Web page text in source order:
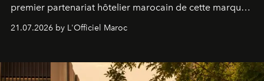
premier partenariat hôtelier marocain de cette marque
britannique, née dans un cabinet de chirurgie plastique
londonien et construite depuis autour d'un actif breveté,
21.07.2026 by L'Officiel Maroc